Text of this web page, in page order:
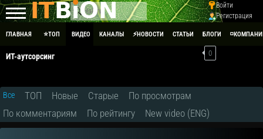
Войти
Регистрация
ГЛАВНАЯ ⭐ТОП ВИДЕО КАНАЛЫ ⚡НОВОСТИ СТАТЬИ БЛОГИ
0
ИТ-аутсорсинг
Все ТОП Новые Старые
По просмотрам
По комментариям
По рейтингу New video (ENG)